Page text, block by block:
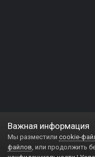
Важная информация
Мы разместили cookie-
файлов, или продолжить